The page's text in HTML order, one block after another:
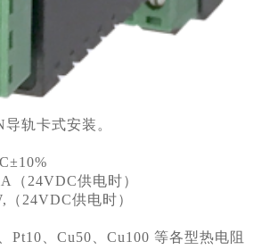
轨卡式安装。
（24VDC供电时）
24VDC供电时）
Pt10、Cu50、Cu100 等各型热电阻